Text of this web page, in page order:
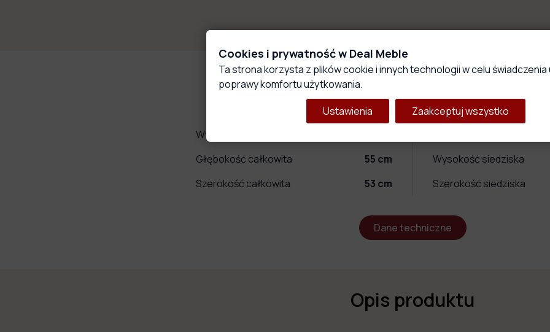
Wymiary produktu
Wysokość całkowita
Głębokość całkowita
55 cm
Szerokość całkowita
53 cm
Wysokość siedziska
Szerokość siedziska
Dane techniczne
Opis produktu
Cookies i prywatność w Deal Meble
Ta strona korzysta z plików cookie i innych technologii w celu świadczenia
poprawy komfortu użytkowania.
Ustawienia
Zaakceptuj wszystko